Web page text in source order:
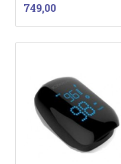
Pris
749,00